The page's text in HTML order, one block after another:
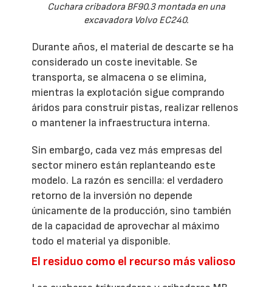
Cuchara cribadora BF90.3 montada en una
excavadora Volvo EC240.
Durante años, el material de descarte se ha
considerado un coste inevitable. Se
transporta, se almacena o se elimina,
mientras la explotación sigue comprando
áridos para construir pistas, realizar rellenos
o mantener la infraestructura interna.
Sin embargo, cada vez más empresas del
sector minero están replanteando este
modelo. La razón es sencilla: el verdadero
retorno de la inversión no depende
únicamente de la producción, sino también
de la capacidad de aprovechar al máximo
todo el material ya disponible.
El residuo como el recurso más valioso